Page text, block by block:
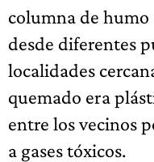
columna de humo
desde diferentes
localidades
quemado era
entre los vecinos
a gases tóxicos.